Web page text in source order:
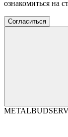
ознакомиться на
Согласиться